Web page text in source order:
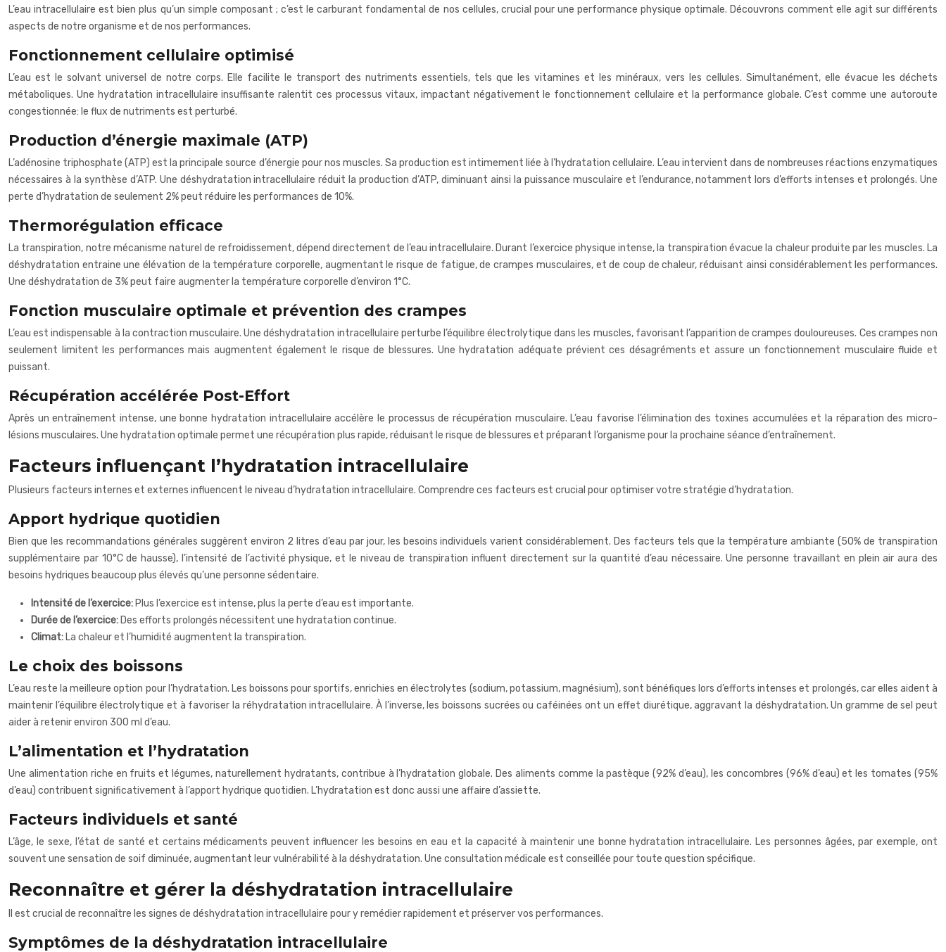
L’eau intracellulaire est bien plus qu’un simple composant ; c’est le carburant fondamental de nos cellules, crucial pour une performance physique optimale. Découvrons comment elle agit sur différents
aspects de notre organisme et de nos performances.
Fonctionnement cellulaire optimisé
L’eau est le solvant universel de notre corps. Elle facilite le transport des nutriments essentiels, tels que les vitamines et les minéraux, vers les cellules. Simultanément, elle évacue les déchets
métaboliques. Une hydratation intracellulaire insuffisante ralentit ces processus vitaux, impactant négativement le fonctionnement cellulaire et la performance globale. C’est comme une autoroute
congestionnée: le flux de nutriments est perturbé.
Production d’énergie maximale (ATP)
L’adénosine triphosphate (ATP) est la principale source d’énergie pour nos muscles. Sa production est intimement liée à l’hydratation cellulaire. L’eau intervient dans de nombreuses réactions enzymatiques
nécessaires à la synthèse d’ATP. Une déshydratation intracellulaire réduit la production d’ATP, diminuant ainsi la puissance musculaire et l’endurance, notamment lors d’efforts intenses et prolongés. Une
perte d’hydratation de seulement 2% peut réduire les performances de 10%.
Thermorégulation efficace
La transpiration, notre mécanisme naturel de refroidissement, dépend directement de l’eau intracellulaire. Durant l’exercice physique intense, la transpiration évacue la chaleur produite par les muscles. La
déshydratation entraine une élévation de la température corporelle, augmentant le risque de fatigue, de crampes musculaires, et de coup de chaleur, réduisant ainsi considérablement les performances.
Une déshydratation de 3% peut faire augmenter la température corporelle d’environ 1°C.
Fonction musculaire optimale et prévention des crampes
L’eau est indispensable à la contraction musculaire. Une déshydratation intracellulaire perturbe l’équilibre électrolytique dans les muscles, favorisant l’apparition de crampes douloureuses. Ces crampes non
seulement limitent les performances mais augmentent également le risque de blessures. Une hydratation adéquate prévient ces désagréments et assure un fonctionnement musculaire fluide et
puissant.
Récupération accélérée Post-Effort
Après un entraînement intense, une bonne hydratation intracellulaire accélère le processus de récupération musculaire. L’eau favorise l’élimination des toxines accumulées et la réparation des micro-
lésions musculaires. Une hydratation optimale permet une récupération plus rapide, réduisant le risque de blessures et préparant l’organisme pour la prochaine séance d’entraînement.
Facteurs influençant l’hydratation intracellulaire
Plusieurs facteurs internes et externes influencent le niveau d’hydratation intracellulaire. Comprendre ces facteurs est crucial pour optimiser votre stratégie d’hydratation.
Apport hydrique quotidien
Bien que les recommandations générales suggèrent environ 2 litres d’eau par jour, les besoins individuels varient considérablement. Des facteurs tels que la température ambiante (50% de transpiration
supplémentaire par 10°C de hausse), l’intensité de l’activité physique, et le niveau de transpiration influent directement sur la quantité d’eau nécessaire. Une personne travaillant en plein air aura des
besoins hydriques beaucoup plus élevés qu’une personne sédentaire.
Intensité de l’exercice: Plus l’exercice est intense, plus la perte d’eau est importante.
Durée de l’exercice: Des efforts prolongés nécessitent une hydratation continue.
Climat: La chaleur et l’humidité augmentent la transpiration.
Le choix des boissons
L’eau reste la meilleure option pour l’hydratation. Les boissons pour sportifs, enrichies en électrolytes (sodium, potassium, magnésium), sont bénéfiques lors d’efforts intenses et prolongés, car elles aident à
maintenir l’équilibre électrolytique et à favoriser la réhydratation intracellulaire. À l’inverse, les boissons sucrées ou caféinées ont un effet diurétique, aggravant la déshydratation. Un gramme de sel peut
aider à retenir environ 300 ml d’eau.
L’alimentation et l’hydratation
Une alimentation riche en fruits et légumes, naturellement hydratants, contribue à l’hydratation globale. Des aliments comme la pastèque (92% d’eau), les concombres (96% d’eau) et les tomates (95%
d’eau) contribuent significativement à l’apport hydrique quotidien. L’hydratation est donc aussi une affaire d’assiette.
Facteurs individuels et santé
L’âge, le sexe, l’état de santé et certains médicaments peuvent influencer les besoins en eau et la capacité à maintenir une bonne hydratation intracellulaire. Les personnes âgées, par exemple, ont
souvent une sensation de soif diminuée, augmentant leur vulnérabilité à la déshydratation. Une consultation médicale est conseillée pour toute question spécifique.
Reconnaître et gérer la déshydratation intracellulaire
Il est crucial de reconnaître les signes de déshydratation intracellulaire pour y remédier rapidement et préserver vos performances.
Symptômes de la déshydratation intracellulaire